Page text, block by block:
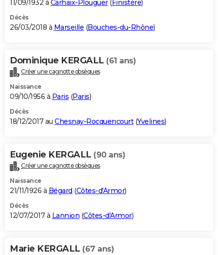
11/09/1932 à Carhaix-Plouguer(Finistère)
Décès
26/03/2018 à Marseille (Bouches-du-Rhône)
Dominique KERGALL (61 ans)
Créer une cagnotte obsèques
Naissance
09/10/1956 à Paris (Paris)
Décès
18/12/2017 au Chesnay-Rocquencourt(Yvelines)
Eugenie KERGALL (90 ans)
Créer une cagnotte obsèques
Naissance
21/11/1926 à Bégard (Côtes-d'Armor)
Décès
12/07/2017 à Lannion (Côtes-d'Armor)
Marie KERGALL (67 ans)